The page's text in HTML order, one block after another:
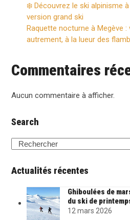
❄️ Découvrez le ski alpinisme à
version grand ski
Raquette nocturne à Megève
autrement, à la lueur des
Commentaires
Aucun commentaire à afficher.
Search
Search
Actualités récentes
Ghiboulées de
du ski de
12 mars 2026